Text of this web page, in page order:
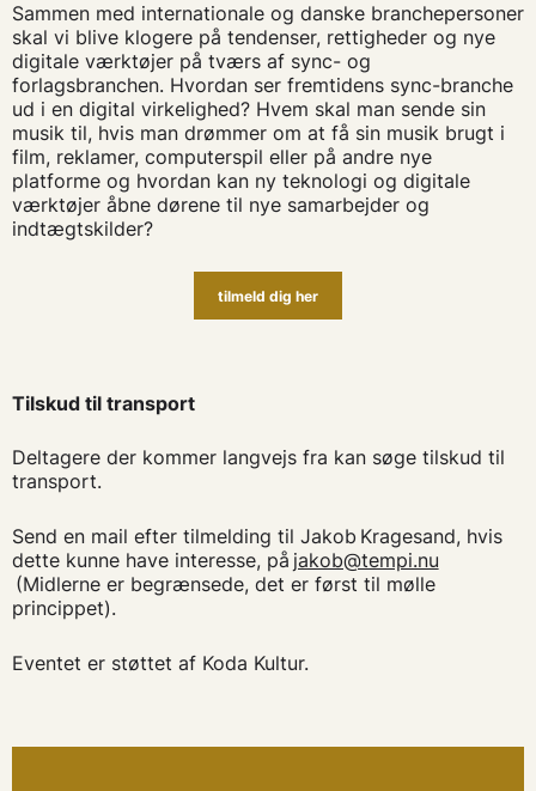
Sammen med internationale og danske branchepersoner
skal vi blive klogere på tendenser, rettigheder og nye
digitale værktøjer på tværs af sync- og
forlagsbranchen. Hvordan ser fremtidens sync-branche
ud i en digital virkelighed? Hvem skal man sende sin
musik til, hvis man drømmer om at få sin musik brugt i
film, reklamer, computerspil eller på andre nye
platforme og hvordan kan ny teknologi og digitale
værktøjer åbne dørene til nye samarbejder og
indtægtskilder?
tilmeld dig her
Tilskud til transport
Deltagere der kommer langvejs fra kan søge tilskud til
transport.
Send en mail efter tilmelding til Jakob Kragesand, hvis
dette kunne have interesse, på jakob@tempi.nu
(Midlerne er begrænsede, det er først til mølle
princippet).
Eventet er støttet af Koda Kultur.